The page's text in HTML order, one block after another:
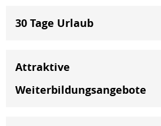
30 Tage Urlaub
Attraktive
Weiterbildungsangebote